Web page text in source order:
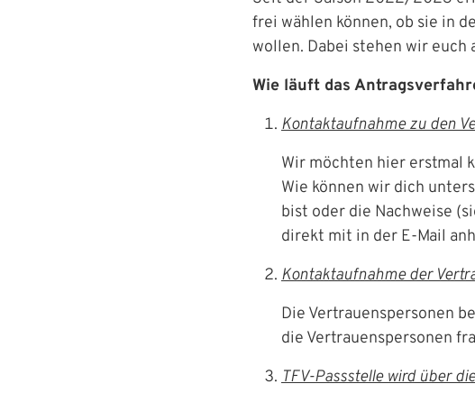
frei wählen können, ob sie in
wollen. Dabei stehen wir euch
Wie läuft das
Kontaktaufnahme zu den
Wir möchten hier erstmal
Wie können wir dich
bist oder die Nachweise
direkt mit in der E-Mail
Kontaktaufnahme der
Die Vertrauenspersonen
die Vertrauenspersonen
TFV-Passstelle wird über